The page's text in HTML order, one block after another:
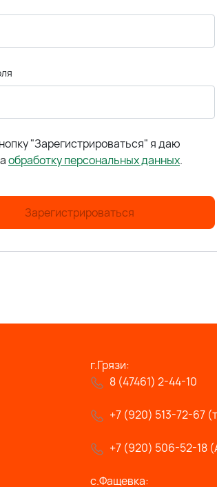
"Зарегистрироваться" я даю
обработку персональных данных.
Зарегистрироваться
г.Грязи:
8 (47461) 2-44-10
+7 (920) 513-72-67
+7 (920) 506-52-18
с.Фащевка: